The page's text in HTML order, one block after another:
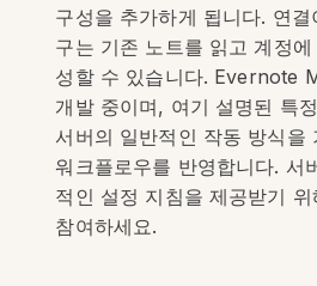
구성을 추가하게 됩니다. 연
구는 기존 노트를 읽고 계정
성할 수 있습니다. Evernote
개발 중이며, 여기 설명된 특
서버의 일반적인 작동 방식을
워크플로우를 반영합니다. 서
적인 설정 지침을 제공받기
참여하세요.